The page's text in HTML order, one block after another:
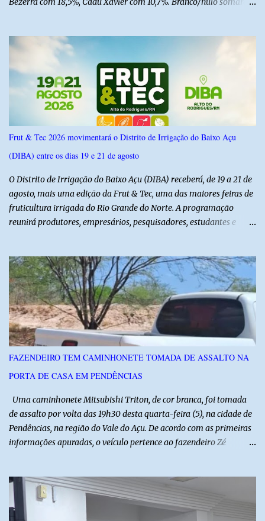
do Norte entre os dias 18 e 22 de junho de 2026. O levantamento
possui margem de erro de 2,5 pontos percentuais e nível de
confiança de 95%. Registro no TSE: RN-09520/2026
Frut & Tec 2026 movimentará o Distrito de Irrigação do Baixo Açu
(DIBA) entre os dias 19 e 21 de agosto
O Distrito de Irrigação do Baixo Açu (DIBA) receberá, de 19 a 21 de
agosto, mais uma edição da Frut & Tec, uma das maiores feiras de
fruticultura irrigada do Rio Grande do Norte. A programação
reunirá produtores, empresários, pesquisadores, estudantes e
instituições e tecnologias voltadas ao setor. Além das atividades
técnicas, a feira contará com programação cultural. No dia 20 de
agosto, o público poderá prestigiar o show de humor com Mução,
seguido de apresentação musical de Vê Barreto. A Frut & Tec
reforça a importância do Distrito de Irrigação do Baixo Açu como
referência na fruticultura irrigada, promovendo conhecimento,
inovação e oportunidades para o desenvolvimento do agronegócio
potiguar. @associacaodiba
FAZENDEIRO TEM CAMINHONETE TOMADA DE ASSALTO NA
PORTA DE CASA EM PENDÊNCIAS
Uma caminhonete Mitsubishi Triton, de cor branca, foi tomada
de assalto por volta das 19h30 desta quarta-feira (5), na cidade de
Pendências, na região do Vale do Açu. De acordo com as primeiras
informações apuradas, o veículo pertence ao fazendeiro Zé
anunciaram o assalto no momento em que ela estava em frente à
residência, no Centro da cidade. Ainda conforme relatos de
testemunhas, os suspeitos utilizavam roupas semelhantes a